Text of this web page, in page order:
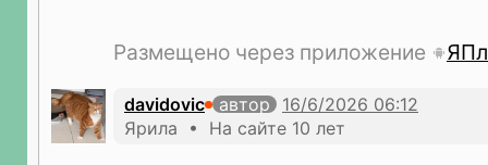
Размещено через приложение
davidovic
автор
Ярила • На сайте 10 лет